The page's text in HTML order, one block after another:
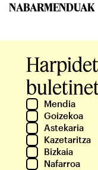
NABARMENDUAK
Mendia
Goizekoa
Astekaria
Kazetaritza
Bizkaia
Nafarroa